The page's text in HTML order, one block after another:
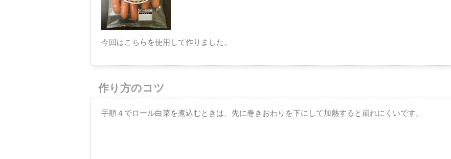
今回はこちらを使用して作りました。
作り方のコツ
手順４でロール白菜を煮込むときは、先に巻きおわりを下にして加熱すると崩れにくいです。